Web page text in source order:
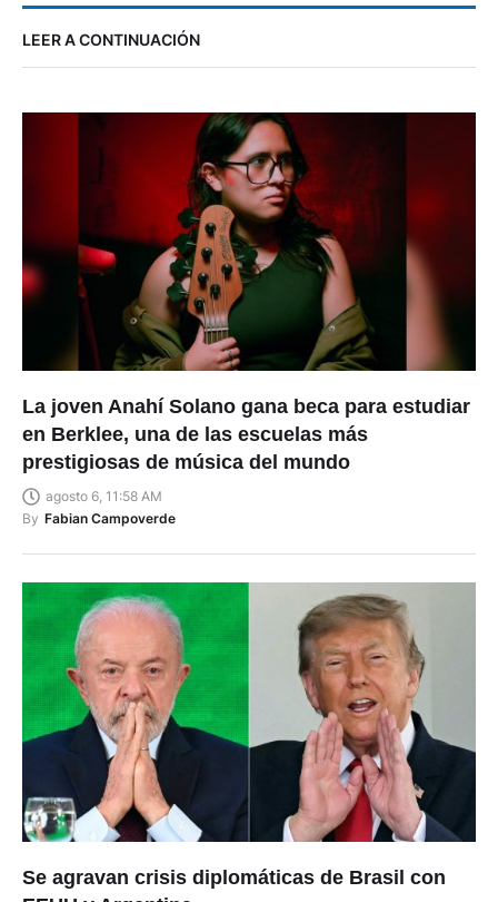
LEER A CONTINUACIÓN
La joven Anahí Solano gana beca para estudiar
en Berklee, una de las escuelas más
prestigiosas de música del mundo
agosto 6, 11:58 AM
By Fabian Campoverde
Se agravan crisis diplomáticas de Brasil con